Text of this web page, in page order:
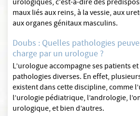
urologiques, c'est-à-dire des
maux liés aux reins, à la vessie, aux
aux organes génitaux masculins.
Doubs : Quelles pathologies
charge par un urologue ?
L’urologue accompagne ses patients
pathologies diverses. En effet,
existent dans cette discipline, comme
l’urologie pédiatrique, l’andrologie,
urologique, et bien d’autres.